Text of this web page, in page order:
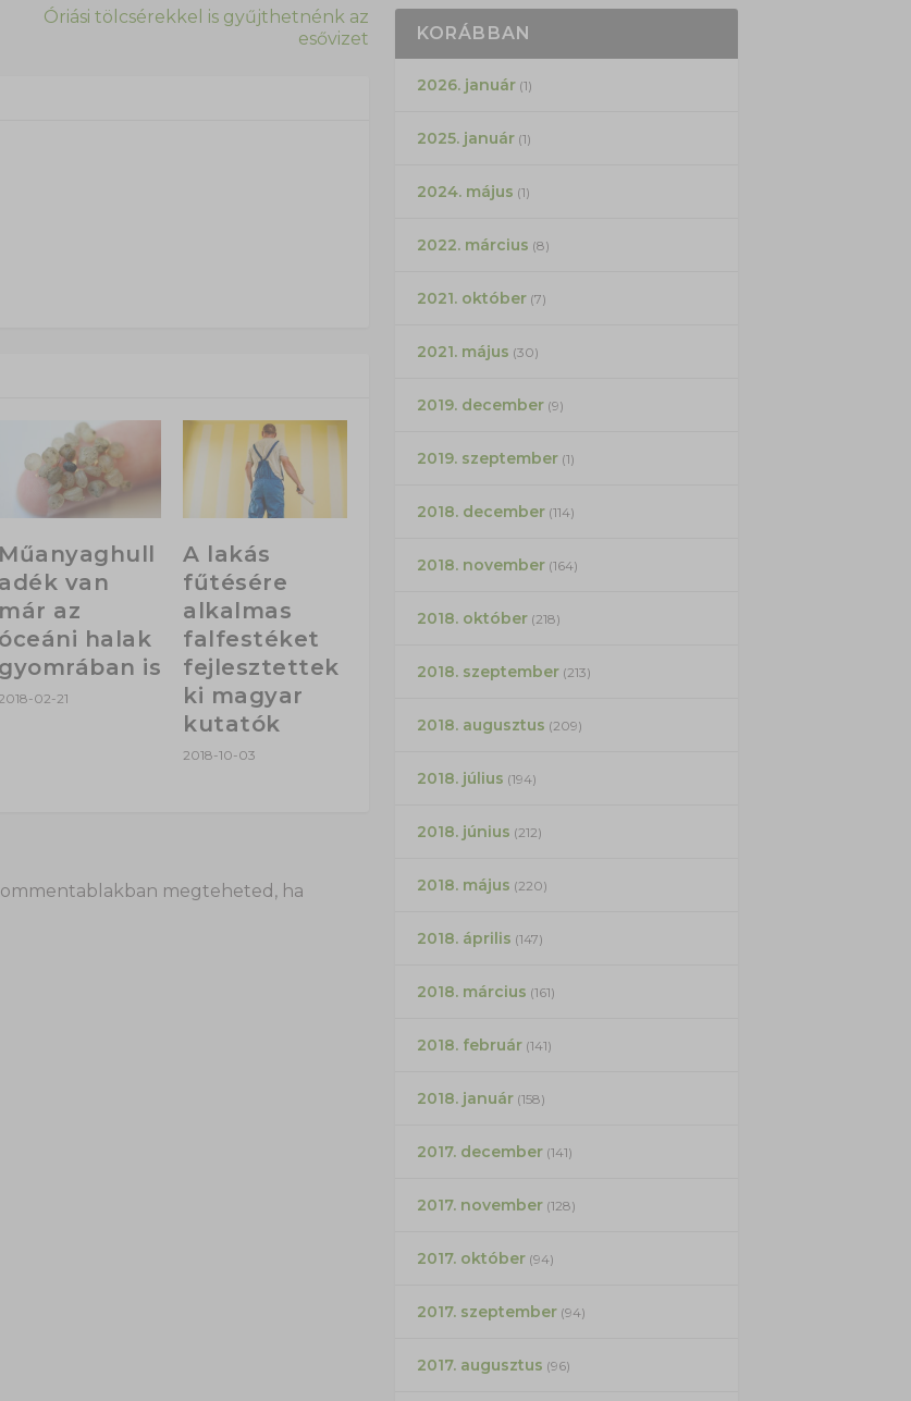
Óriási tölcsérekkel is gyűjthetnénk az
esővizet
Műanyaghull
adék van
már az
óceáni halak
gyomrában is
2018-02-21
A lakás
fűtésére
alkalmas
falfestéket
fejlesztettek
ki magyar
kutatók
2018-10-03
megteheted, ha
KORÁBBAN
2026. január(1)
2025. január(1)
2024. május (1)
2022. március (8)
2021. október(7)
2021. május (30)
2019. december(9)
2019. szeptember(1)
2018. december(114)
2018. november(164)
2018. október(218)
2018. szeptember(213)
2018. augusztus (209)
2018. július (194)
2018. június (212)
2018. május (220)
2018. április (147)
2018. március (161)
2018. február(141)
2018. január(158)
2017. december(141)
2017. november(128)
2017. október(94)
2017. szeptember(94)
2017. augusztus (96)